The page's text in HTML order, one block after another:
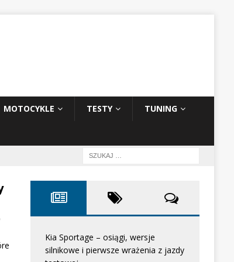
MOTOCYKLE TESTY TUNING
Kia Sportage – osiągi, wersje
silnikowe i pierwsze wrażenia z jazdy